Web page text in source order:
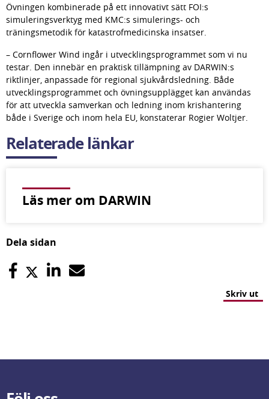
Övningen kombinerade på ett innovativt sätt FOI:s
simuleringsverktyg med KMC:s simulerings- och
träningsmetodik för katastrofmedicinska insatser.
– Cornflower Wind ingår i utvecklings­programmet som vi nu
testar. Den innebär en praktisk tillämpning av DARWIN:s
riktlinjer, anpassade för regional sjukvårds­ledning. Både
utvecklingsprogrammet och övnings­upplägget kan användas
för att utveckla samverkan och ledning inom krishantering
både i Sverige och inom hela EU, konstaterar Rogier Woltjer.
Relaterade länkar
Läs mer om DARWIN
Dela sidan
Skriv ut